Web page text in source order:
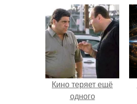
Кино теряет ещё
одного